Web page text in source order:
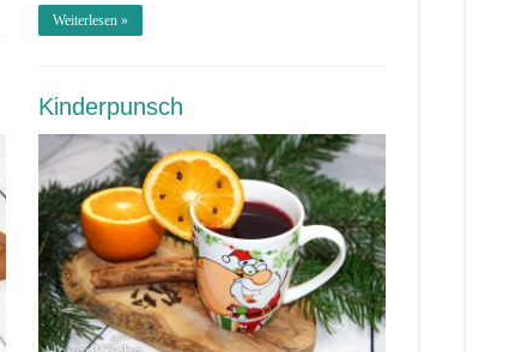
Weiterlesen »
Kinderpunsch